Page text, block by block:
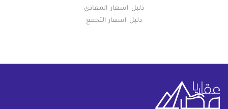
دليل اسعار المعادي
دليل اسعار التجمع